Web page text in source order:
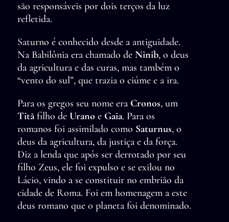
são responsáveis por dois terços da luz
refletida.
Saturno é conhecido desde a antiguidade.
Na Babilônia era chamado de Ninib, o deus
da agricultura e das curas, mas também o
“vento do sul”, que trazia o ciúme e a ira.
Para os gregos seu nome era Cronos, um
Titãfilho de Urano e Gaia. Para os
romanos foi assimilado como Saturnus, o
deus da agricultura, da justiça e da força.
Diz a lenda que após ser derrotado por seu
filho Zeus, ele foi expulso e se exilou no
Lácio, vindo a se constituir no embrião da
cidade de Roma. Foi em homenagem a este
deus romano que o planeta foi denominado.